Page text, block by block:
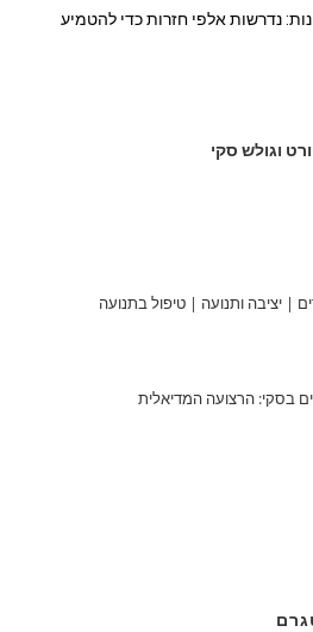
נדרשות אלפי חזרות כדי להטמיע
וגולש סקי
| יציבה ותנועה | טיפול בתנועה
בסקי: הרצועה המדיאלית